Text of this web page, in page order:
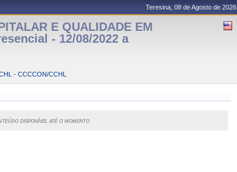
Teresina, 08 de Agosto de 2026
E QUALIDADE EM
- 12/08/2022 a
- CCCCON/CCHL
disponível até o momento